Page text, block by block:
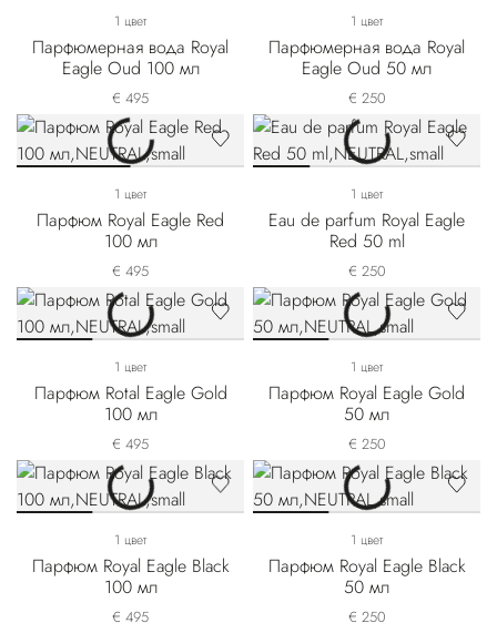
1 цвет
Парфюмерная вода Royal
Eagle Oud 100 мл
€ 495
1 цвет
Парфюмерная вода Royal
Eagle Oud 50 мл
€ 250
1 цвет
Парфюм Royal Eagle Red
100 мл
€ 495
1 цвет
Eau de parfum Royal Eagle
Red 50 ml
€ 250
1 цвет
Парфюм Rotal Eagle Gold
100 мл
€ 495
1 цвет
Парфюм Royal Eagle Gold
50 мл
€ 250
1 цвет
Парфюм Royal Eagle Black
100 мл
€ 495
1 цвет
Парфюм Royal Eagle Black
50 мл
€ 250